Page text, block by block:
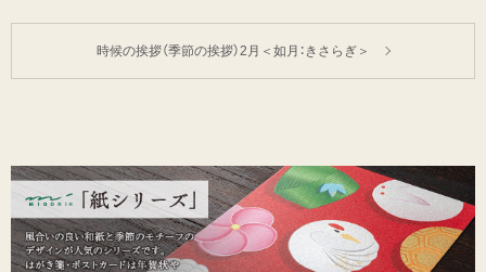
時候の挨拶（季節の挨拶）2月＜如月：きさらぎ＞